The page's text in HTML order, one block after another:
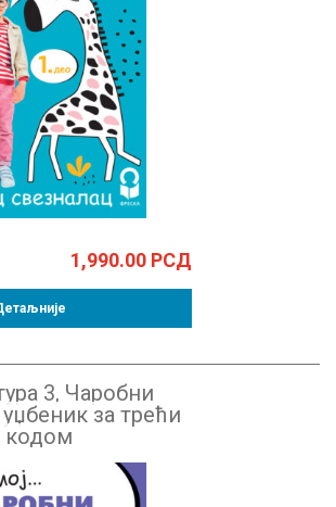
1,990.00 РСД
3, Чаробни
за трећи
кодом